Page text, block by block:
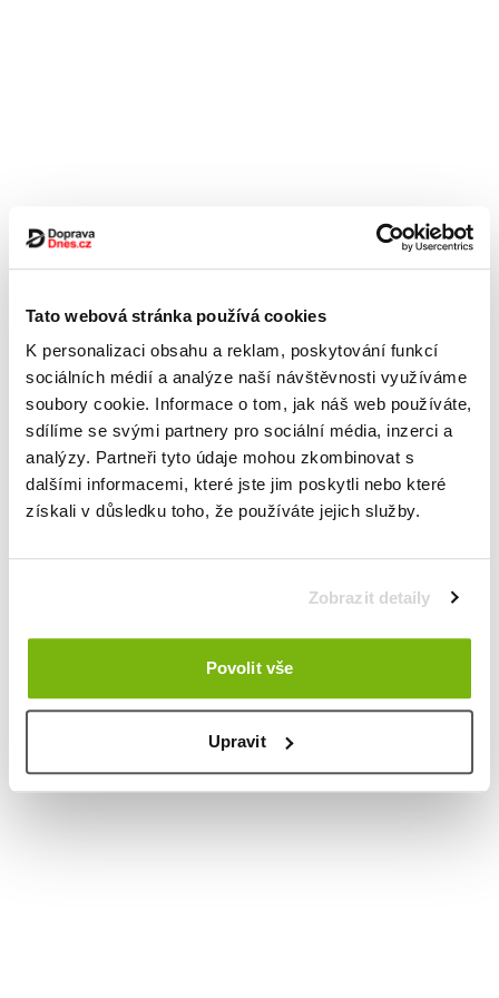
Tato webová stránka používá cookies
K personalizaci obsahu a reklam, poskytování funkcí
sociálních médií a analýze naší návštěvnosti využíváme
soubory cookie. Informace o tom, jak náš web používáte,
sdílíme se svými partnery pro sociální média, inzerci a
analýzy. Partneři tyto údaje mohou zkombinovat s
dalšími informacemi, které jste jim poskytli nebo které
získali v důsledku toho, že používáte jejich služby.
Zobrazit detaily
Povolit vše
Upravit